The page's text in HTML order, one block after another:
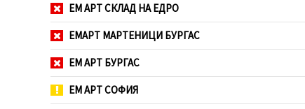
ЕМ АРТ СКЛАД НА ЕДРО
ЕМАРТ МАРТЕНИЦИ БУРГАС
ЕМ АРТ БУРГАС
ЕМ АРТ СОФИЯ